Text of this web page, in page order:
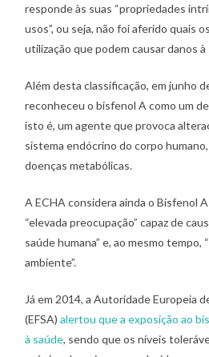
responde às suas “propriedades
usos”, ou seja, não foi aferido quais
utilização que podem causar danos à
Além desta classificação, em junho
reconheceu o bisfenol A como um
isto é, um agente que provoca
sistema endócrino do corpo
doenças metabólicas.
A ECHA considera ainda o Bisfenol
“elevada preocupação” capaz de
saúde humana” e, ao mesmo tempo,
ambiente”.
Já em 2014, a Autoridade Europeia
(EFSA)alertou que a exposição ao
à saúde, sendo que os níveis